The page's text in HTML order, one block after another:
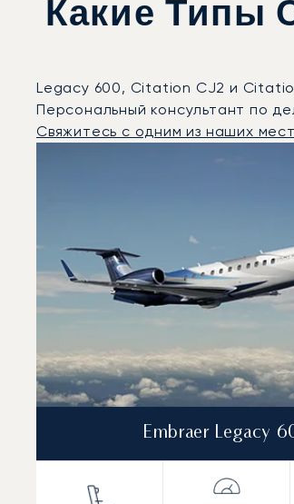
Какие Типы
Legacy 600, Citation CJ2 и
Персональный консультант по
Свяжитесь с одним из наших
Братислава : 3 наиболее
Embraer Legacy